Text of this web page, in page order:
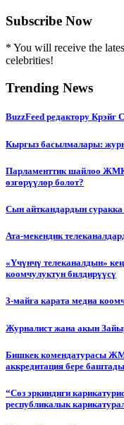
Subscribe Now
* You will receive the
celebrities!
Trending News
BuzzFeed редактору Крэйг
Кыргыз басылмалары:
Парламенттик шайлоо
өзгөрүүлөр болот?
Сын айткандардын
Ата-мекендик
«Үчүнчү телеканалдын»
коомчулуктун билдирүүсү
3-майга карата медиа
Журналист жана акын
Бишкек комендатурасы
аккредитация бере баштады
“Сөз эркиндиги
республикалык